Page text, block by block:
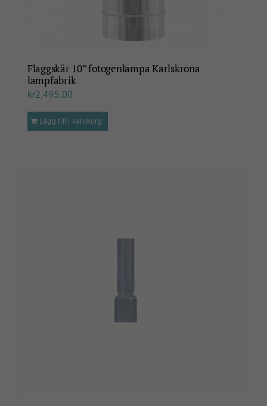
Flaggskär 10” fotogenlampa Karlskrona
lampfabrik
kr2,495.00
Lägg till i varukorg